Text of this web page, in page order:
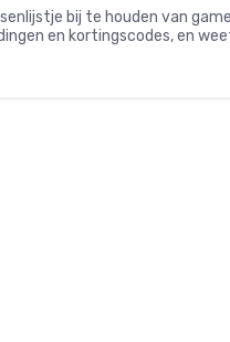
bij te houden van
en kortingscodes, en